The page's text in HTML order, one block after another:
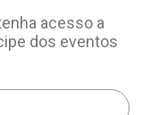
acesso a
dos eventos